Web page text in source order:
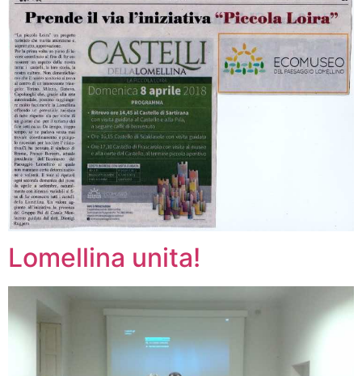
Lomellina unita!